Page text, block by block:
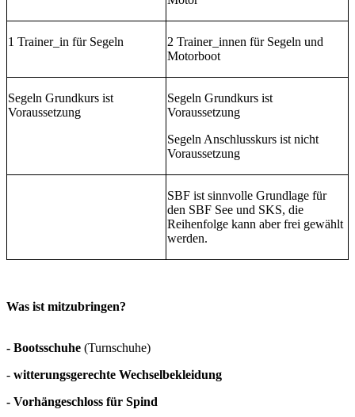
1 Trainer_in für Segeln
2 Trainer_innen für Segeln und
Motorboot
Segeln Grundkurs ist
Voraussetzung
Segeln Grundkurs ist
Voraussetzung
Segeln Anschlusskurs ist nicht
Voraussetzung
SBF ist sinnvolle Grundlage für
den SBF See und SKS, die
Reihenfolge kann aber frei gewählt
werden.
Was ist mitzubringen?
- Bootsschuhe (Turnschuhe)
- witterungsgerechte Wechselbekleidung
- Vorhängeschloss für Spind